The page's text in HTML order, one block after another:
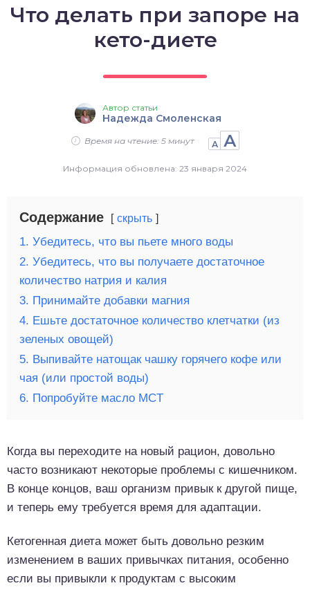
Что делать при запоре на
кето-диете
Автор статьи
Надежда Смоленская
Время на чтение: 5 минут А А
Информация обновлена: 23 января 2024
Содержание скрыть
1. Убедитесь, что вы пьете много воды
2. Убедитесь, что вы получаете достаточное
количество натрия и калия
3. Принимайте добавки магния
4. Ешьте достаточное количество клетчатки (из
зеленых овощей)
5. Выпивайте натощак чашку горячего кофе или
чая (или простой воды)
6. Попробуйте масло MCT
Когда вы переходите на новый рацион, довольно
часто возникают некоторые проблемы с кишечником.
В конце концов, ваш организм привык к другой пище,
и теперь ему требуется время для адаптации.
Кетогенная диета может быть довольно резким
изменением в ваших привычках питания, особенно
если вы привыкли к продуктам с высоким
выпечка